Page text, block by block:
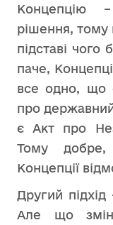
Концепцію
рішення, тому
підставі
паче,
все одно, що
про
є Акт про
Тому добре,
Концепції
Другий
Але що